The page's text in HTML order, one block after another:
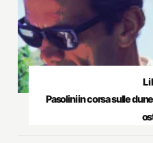
Pasolini in corsa sulle